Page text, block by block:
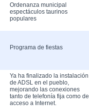
Ordenanza municipal
espectáculos taurinos
populares
Programa de fiestas
Ya ha finalizado la instalación
de ADSL en el pueblo,
mejorando las conexiones
tanto de telefonía fija como de
acceso a Internet.